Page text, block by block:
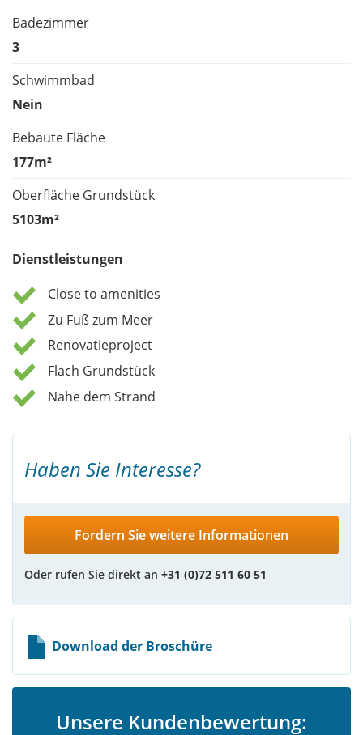
Badezimmer
3
Schwimmbad
Nein
Bebaute Fläche
177m²
Oberfläche Grundstück
5103m²
Dienstleistungen
Close to amenities
Zu Fuß zum Meer
Renovatieproject
Flach Grundstück
Nahe dem Strand
Haben Sie Interesse?
Fordern Sie weitere Informationen
Oder rufen Sie direkt an +31 (0)72 511 60 51
Download der Broschüre
Unsere Kundenbewertung: